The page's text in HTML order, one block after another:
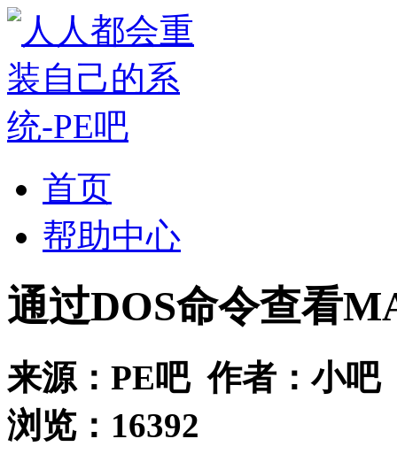
首页
帮助中心
通过DOS命令查看
来源： PE吧作者：小吧
浏览： 16392